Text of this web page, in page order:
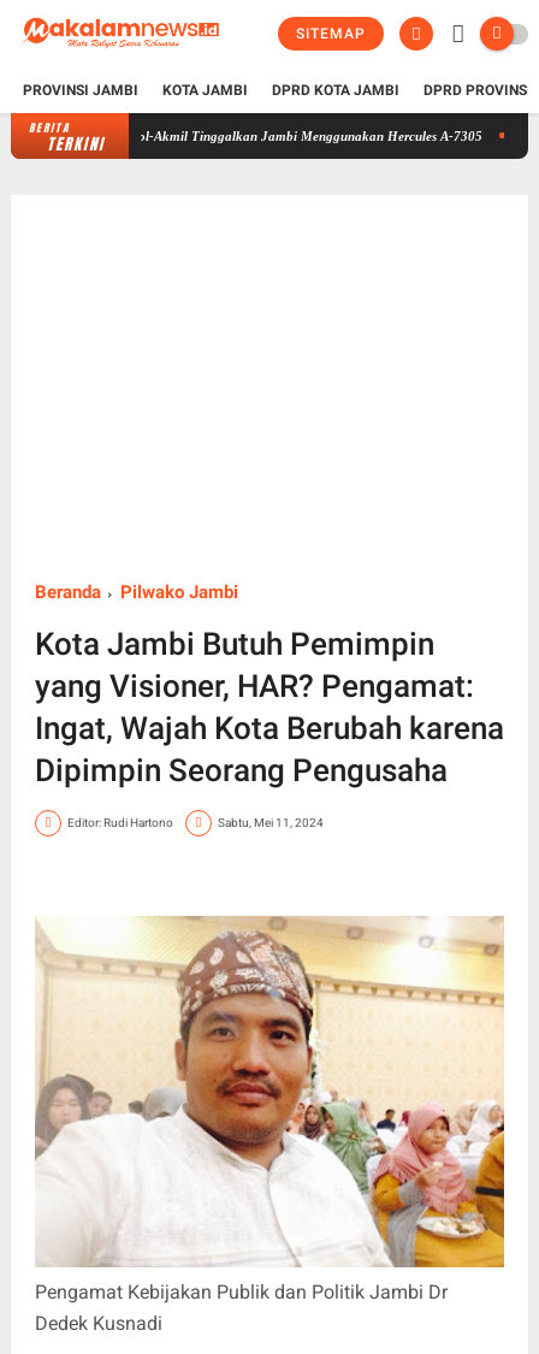
SITEMAP
PROVINSI JAMBI KOTA JAMBI DPRD KOTA JAMBI DPRD
BERITA
TERKINITaruna Bhakti 2026 di Sekolah Rakyat Selesai, Taruna Akpol-Akmil
Beranda Pilwako Jambi
Kota Jambi Butuh Pemimpin
yang Visioner, HAR? Pengamat:
Ingat, Wajah Kota Berubah karena
Dipimpin Seorang Pengusaha
Editor: Rudi Hartono Sabtu, Mei 11, 2024
Pengamat Kebijakan Publik dan Politik Jambi Dr
Dedek Kusnadi